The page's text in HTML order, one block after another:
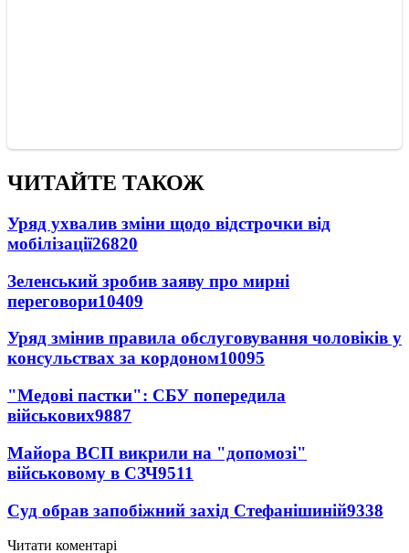
ЧИТАЙТЕ ТАКОЖ
Уряд ухвалив зміни щодо відстрочки від
мобілізації26820
Зеленський зробив заяву про мирні
переговори10409
Уряд змінив правила обслуговування чоловіків у
консульствах за кордоном10095
"Медові пастки": СБУ попередила
військових9887
Майора ВСП викрили на "допомозі"
військовому в СЗЧ9511
Суд обрав запобіжний захід Стефанішиній9338
Читати коментарі